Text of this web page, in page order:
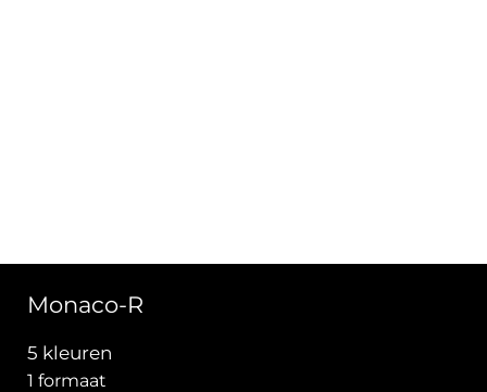
Monaco-R
5 kleuren
1 formaat